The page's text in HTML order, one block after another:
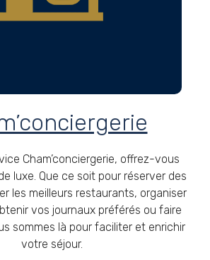
Cham’conciergerie, offrez-vous
luxe. Que ce soit pour réserver des
les meilleurs restaurants, organiser
vos journaux préférés ou faire
sommes là pour faciliter et enrichir
votre séjour.